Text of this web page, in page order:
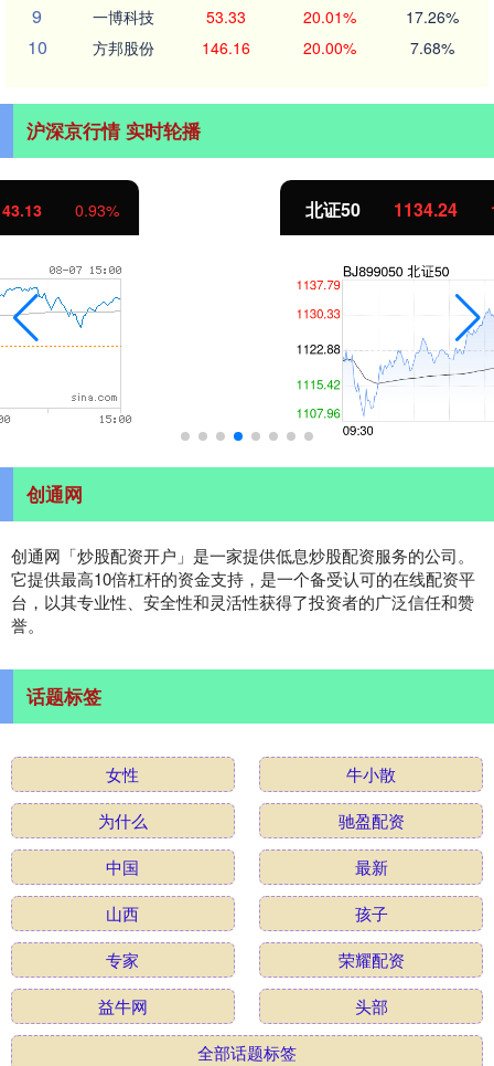
9 一博科技 53.33 20.01% 17.26%
10 方邦股份 146.16 20.00% 7.68%
沪深京行情 实时轮播
北证50 11.37 1.01%
创通网
创通网「炒股配资开户」是一家提供低息炒股配资服务的公司。
它提供最高10倍杠杆的资金支持，是一个备受认可的在线配资平
台，以其专业性、安全性和灵活性获得了投资者的广泛信任和赞
誉。
话题标签
女性
牛小散
为什么
驰盈配资
中国
最新
山西
孩子
专家
荣耀配资
益牛网
头部
全部话题标签